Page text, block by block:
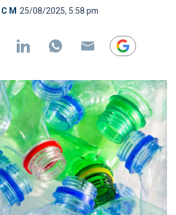
C M 25/08/2025, 5:58 pm